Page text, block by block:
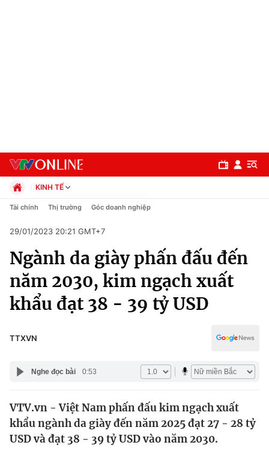
Chuyên mục
Chính trị
Xã hội
Pháp luật
Y tế
Thế giới
Tin tức
Kinh tế
KINH TẾ
Chính trị
Pháp luật
Kinh tế
Thể thao
Truyền hình
Văn hóa - Giải trí
Tài chính Thị trường Góc doanh nghiệp
29/01/2023 20:21 GMT+7
Ngành da giày phấn đấu đến
năm 2030, kim ngạch xuất
khẩu đạt 38 - 39 tỷ USD
TTXVN
Nghe đọc bài 0:53
VTV.vn - Việt Nam phấn đấu kim ngạch xuất
khẩu ngành da giày đến năm 2025 đạt 27 - 28 tỷ
USD và đạt 38 - 39 tỷ USD vào năm 2030.